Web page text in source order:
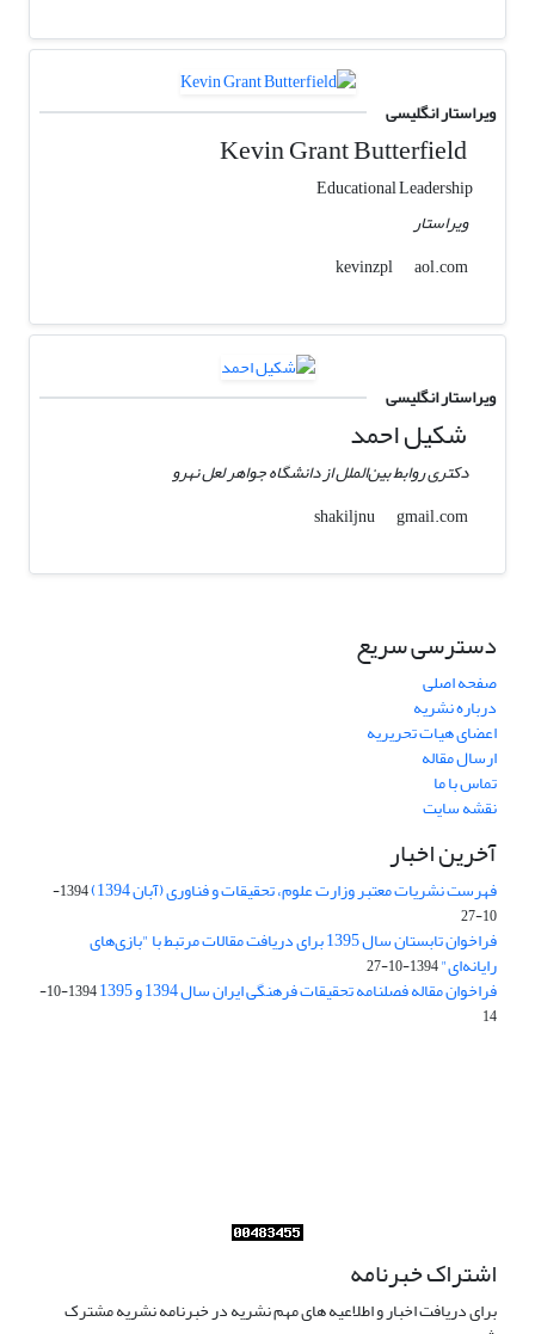
ویراستار انگلیسی
Kevin Grant Butterfield
Educational Leadership
ویراستار
kevinzpl
aol.com
ویراستار انگلیسی
شکیل احمد
دکتری روابط بین‌الملل از دانشگاه جواهر لعل نهرو
shakiljnu
gmail.com
دسترسی سریع
صفحه اصلی
درباره نشریه
اعضای هیات تحریریه
ارسال مقاله
تماس با ما
نقشه سایت
آخرین اخبار
فهرست نشریات معتبر وزارت علوم، تحقیقات و فناوری (آبان 1394)
1394-
10-27
فراخوان تابستان سال 1395 برای دریافت مقالات مرتبط با "بازی‌های
رایانه‌ای"1394-10-27
فراخوان مقاله فصلنامه تحقیقات فرهنگی ایران سال 1394 و 1395
1394-10-
14
اشتراک خبرنامه
برای دریافت اخبار و اطلاعیه های مهم نشریه در خبرنامه نشریه مشترک